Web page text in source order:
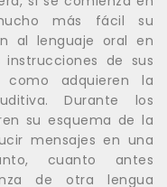
más fácil su
al lenguaje oral en
de sus
adquieren la
Durante los
su esquema de la
mensajes en una
cuanto antes
de otra lengua